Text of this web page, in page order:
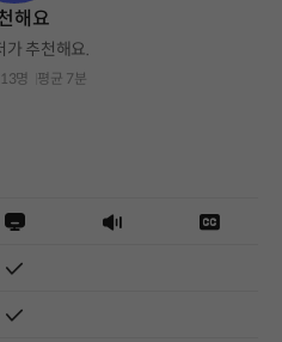
해요
가 추천해요.
명 평균 7분